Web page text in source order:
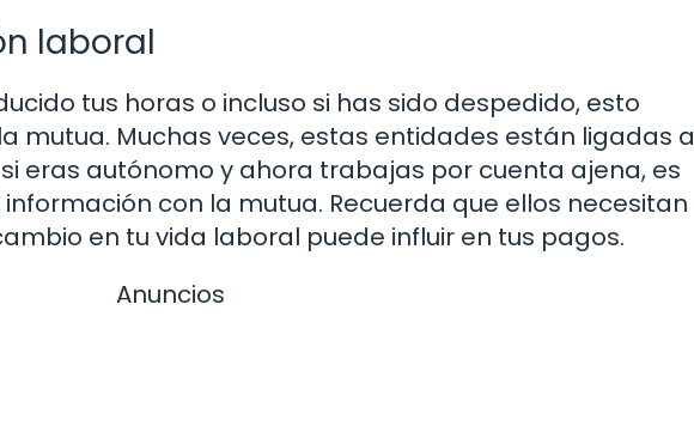
laboral
tus horas o incluso si has sido despedido, esto
mutua. Muchas veces, estas entidades están ligadas a
eras autónomo y ahora trabajas por cuenta ajena, es
con la mutua. Recuerda que ellos necesitan
en tu vida laboral puede influir en tus pagos.
Anuncios